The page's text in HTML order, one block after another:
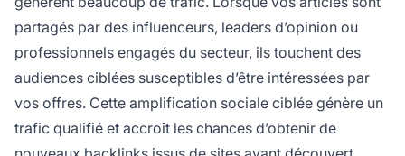
partagés par des influenceurs, leaders d’opinion ou
professionnels engagés du secteur, ils touchent des
audiences ciblées susceptibles d’être intéressées par
vos offres. Cette amplification sociale ciblée génère un
trafic qualifié et accroît les chances d’obtenir de